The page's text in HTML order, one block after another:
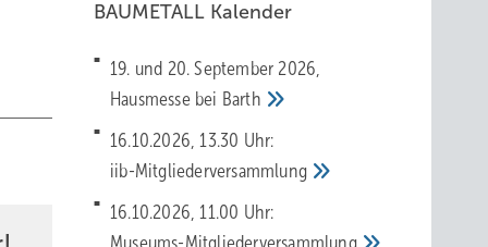
BAUMETALL Kalender
19. und 20. September 2026,
Hausmesse bei Barth
16.10.2026, 13.30 Uhr:
iib-Mitgliederversammlung
16.10.2026, 11.00 Uhr:
Museums-Mitgliederversammlung